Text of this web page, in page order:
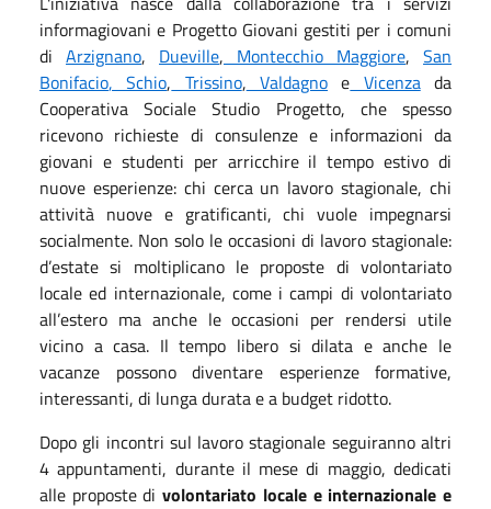
informagiovani e Progetto Giovani gestiti per i comuni
di Arzignano, Dueville, Montecchio Maggiore, San
Bonifacio, Schio, Trissino, Valdagno e Vicenzada
Cooperativa Sociale Studio Progetto, che spesso
ricevono richieste di consulenze e informazioni da
giovani e studenti per arricchire il tempo estivo di
nuove esperienze: chi cerca un lavoro stagionale, chi
attività nuove e gratificanti, chi vuole impegnarsi
socialmente. Non solo le occasioni di lavoro stagionale:
d’estate si moltiplicano le proposte di volontariato
locale ed internazionale, come i campi di volontariato
all’estero ma anche le occasioni per rendersi utile
vicino a casa. Il tempo libero si dilata e anche le
vacanze possono diventare esperienze formative,
interessanti, di lunga durata e a budget ridotto.
Dopo gli incontri sul lavoro stagionale seguiranno altri
4 appuntamenti, durante il mese di maggio, dedicati
alle proposte divolontariato locale e internazionale e